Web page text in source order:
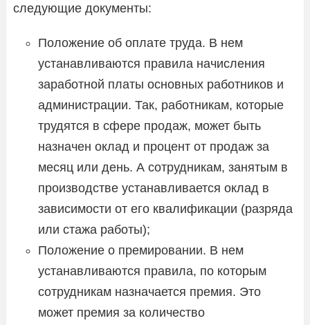
следующие документы:
Положение об оплате труда. В нем
устанавливаются правила начисления
заработной платы основных работников и
администрации. Так, работникам, которые
трудятся в сфере продаж, может быть
назначен оклад и процент от продаж за
месяц или день. А сотрудникам, занятым в
производстве устанавливается оклад в
зависимости от его квалификации (разряда
или стажа работы);
Положение о премировании. В нем
устанавливаются правила, по которым
сотрудникам назначается премия. Это
может премия за количество